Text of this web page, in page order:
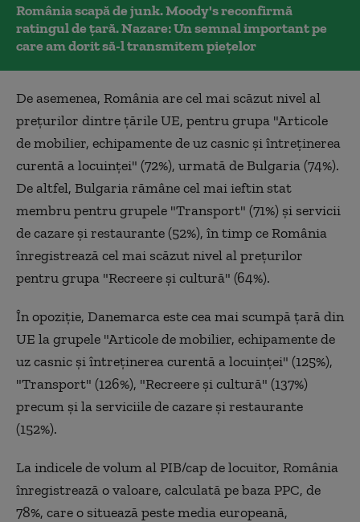
România scapă de junk. Moody's reconfirmă
ratingul de țară. Nazare: Un semnal important pe
care am dorit să-l transmitem piețelor
De asemenea, România are cel mai scăzut nivel al
preţurilor dintre ţările UE, pentru grupa "Articole
de mobilier, echipamente de uz casnic şi întreţinerea
curentă a locuinţei" (72%), urmată de Bulgaria (74%).
De altfel, Bulgaria rămâne cel mai ieftin stat
membru pentru grupele "Transport" (71%) şi servicii
de cazare şi restaurante (52%), în timp ce România
înregistrează cel mai scăzut nivel al preţurilor
pentru grupa "Recreere şi cultură" (64%).
În opoziție, Danemarca este cea mai scumpă ţară din
UE la grupele "Articole de mobilier, echipamente de
uz casnic şi întreţinerea curentă a locuinţei" (125%),
"Transport" (126%), "Recreere şi cultură" (137%)
precum şi la serviciile de cazare şi restaurante
(152%).
La indicele de volum al PIB/cap de locuitor, România
înregistrează o valoare, calculată pe baza PPC, de
78%, care o situează peste media europeană,